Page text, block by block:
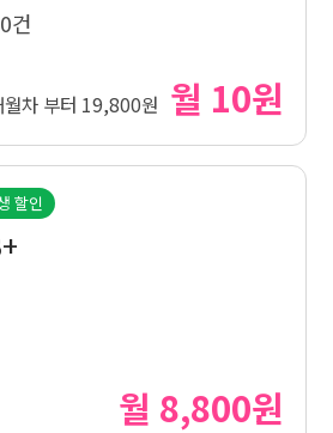
건
차 부터 19,800원 월 10원
할인
월 8,800원